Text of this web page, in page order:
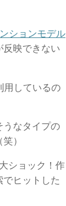
ションモデル
反映できない
用しているの
うなタイプの
）
ショック！作
ヒットした